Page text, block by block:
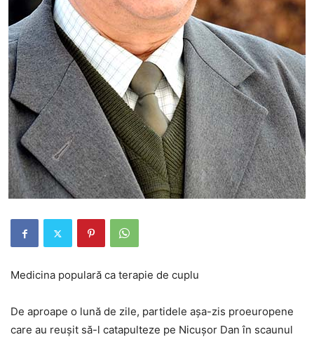
Medicina populară ca terapie de cuplu
De aproape o lună de zile, partidele așa-zis proeuropene
care au reușit să-l catapulteze pe Nicușor Dan în scaunul